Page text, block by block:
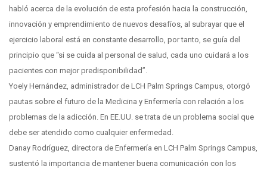
habló acerca de la evolución de esta profesión hacia la construcción,
innovación y emprendimiento de nuevos desafíos, al subrayar que el
ejercicio laboral está en constante desarrollo, por tanto, se guía del
principio que “si se cuida al personal de salud, cada uno cuidará a los
pacientes con mejor predisponibilidad”.
Yoely Hernández, administrador de LCH Palm Springs Campus, otorgó
pautas sobre el futuro de la Medicina y Enfermería con relación a los
problemas de la adicción. En EE.UU. se trata de un problema social que
debe ser atendido como cualquier enfermedad.
Danay Rodríguez, directora de Enfermería en LCH Palm Springs Campus,
sustentó la importancia de mantener buena comunicación con los